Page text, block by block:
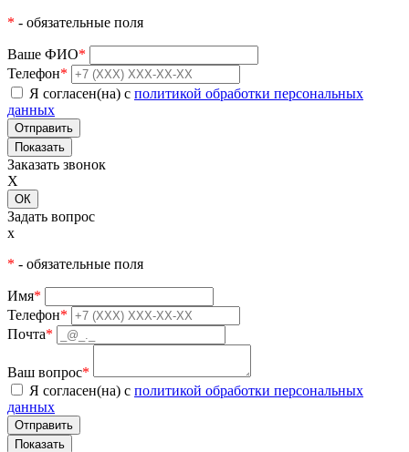
* - обязательные поля
Ваше ФИО*
Телефон*
Я согласен(на) с политикой обработки персональных
данных
Показать
Заказать звонок
X
ОК
Задать вопрос
x
* - обязательные поля
Имя*
Телефон*
Почта*
Ваш вопрос*
Я согласен(на) с политикой обработки персональных
данных
Показать